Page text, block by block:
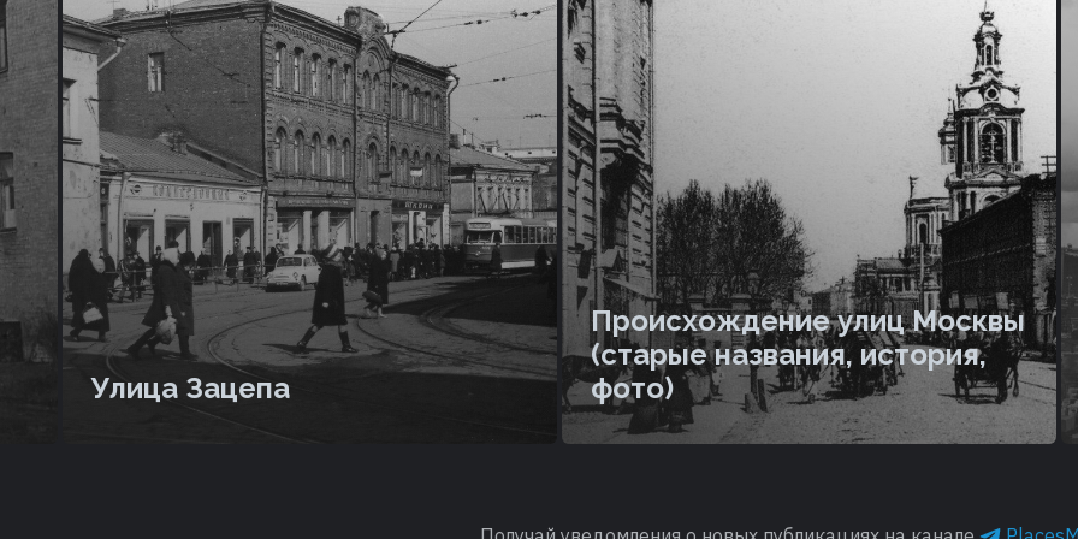
Улица Зацепа
Происхождение улиц Москвы
(старые названия, история,
фото)